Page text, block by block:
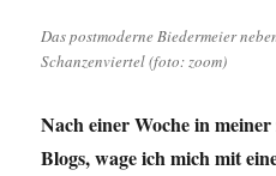
Das postmoderne Biedermeier
Schanzenviertel (foto: zoom)
Nach einer Woche in
Blogs, wage ich mich mit